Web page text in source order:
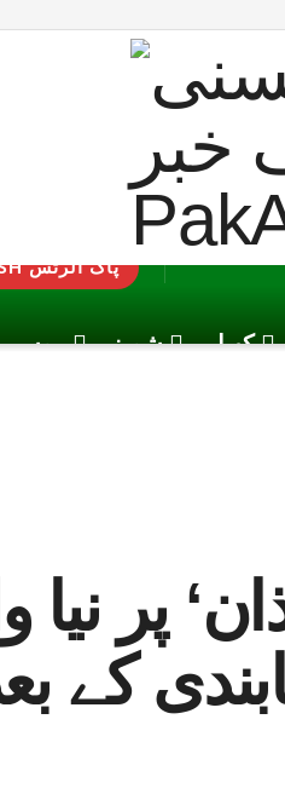
ENGLISH پاک الرٹس
موسم شوبز کھیل
پر نیا
کے